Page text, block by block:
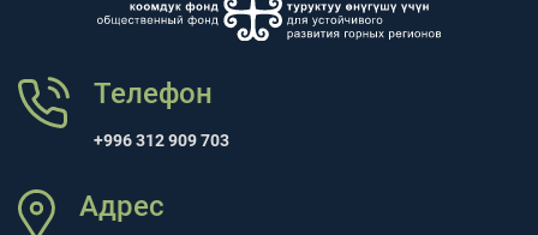
Телефон
+996 312 909 703
Адрес